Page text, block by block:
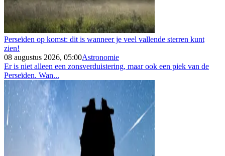
Perseïden op komst: dit is wanneer je veel vallende sterren kunt
zien!
08 augustus 2026, 05:00Astronomie
Er is niet alleen een zonsverduistering, maar ook een piek van de
Perseïden. Wan...